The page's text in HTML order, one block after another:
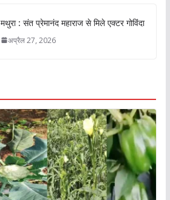
मथुरा : संत प्रेमानंद महाराज से मिले एक्टर गोविंदा
अप्रैल 27, 2026